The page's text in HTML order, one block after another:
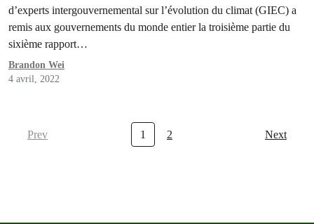
d’experts intergouvernemental sur l’évolution du climat (GIEC) a
remis aux gouvernements du monde entier la troisième partie du
sixième rapport…
Brandon Wei
4 avril, 2022
Prev 1 2 Next